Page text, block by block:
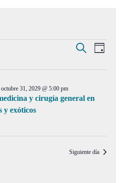
búsqueda
vistas
Buscar
de
vistas
Día
y cirugía general en
y exóticos
octubre 31, 2029 @ 5:00 pm
Siguiente día